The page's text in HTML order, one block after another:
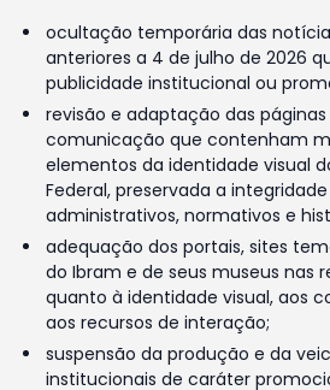
ocultação temporária das
anteriores a 4 de julho de 2026
publicidade institucional ou
revisão e adaptação das
comunicação que contenham
elementos da identidade visual
Federal, preservada a
administrativos, normativos e
adequação dos portais, sites
do Ibram e de seus museus nas
quanto à identidade visual, aos
aos recursos de interação;
suspensão da produção e da
institucionais de caráter